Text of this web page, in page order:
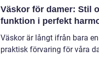
Väskor för damer: Stil
funktion i perfekt
Väskor är långt ifrån bara en
praktisk förvaring för våra